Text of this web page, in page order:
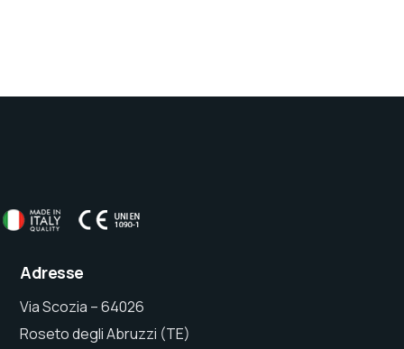
Adresse
Via Scozia – 64026
Roseto degli Abruzzi (TE)